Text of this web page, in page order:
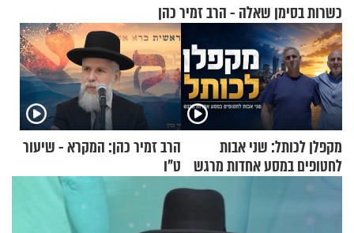
כשרות בסימן שאלה - הרב זמיר כהן
מקפלן לכותל: שני אבות
לחטופים במסע אחדות מרגש
הרב זמיר כהן: המקרא - שיעור
ט"ו